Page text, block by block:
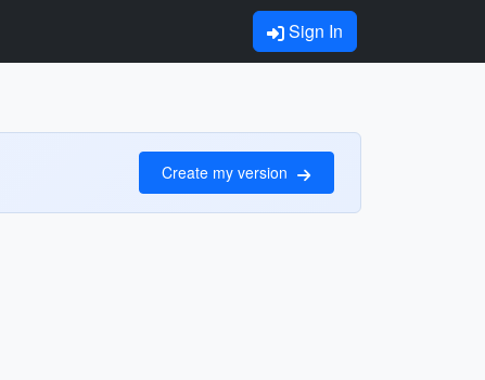
Sign In
Create my version